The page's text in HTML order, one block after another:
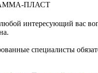
ПЛАСТ
интересующий вас
специалисты